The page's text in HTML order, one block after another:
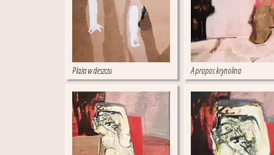
Plaża w deszczu A propos krynolina